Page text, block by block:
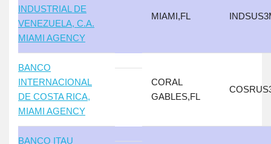
INDUSTRIAL DE
VENEZUELA, C.A.
MIAMI AGENCY
MIAMI,FL
BANCO
INTERNACIONAL
DE COSTA RICA,
MIAMI AGENCY
CORAL
GABLES,FL
BANCO ITAU